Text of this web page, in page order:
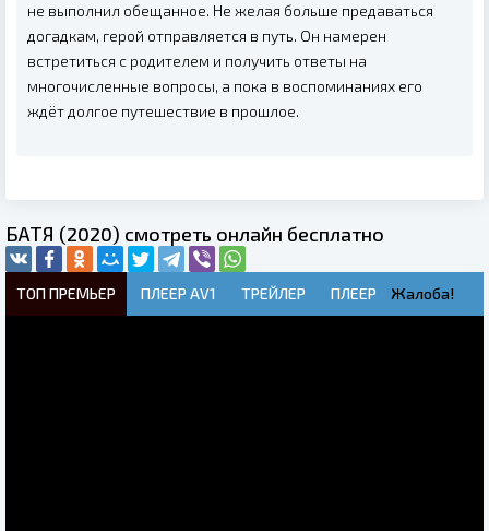
не выполнил обещанное. Не желая больше предаваться
догадкам, герой отправляется в путь. Он намерен
встретиться с родителем и получить ответы на
многочисленные вопросы, а пока в воспоминаниях его
ждёт долгое путешествие в прошлое.
БАТЯ (2020) смотреть онлайн бесплатно
ТОП ПРЕМЬЕР ПЛЕЕР AV1 ТРЕЙЛЕР ПЛЕЕР Жалоба!